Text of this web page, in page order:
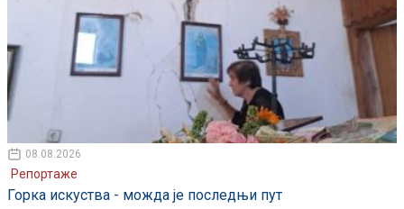
08.08.2026
Репортаже
Горка искуства - можда је последњи пут